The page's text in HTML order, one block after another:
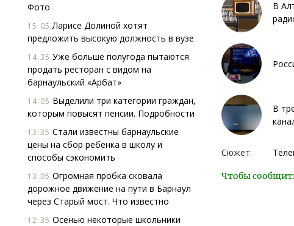
Фото
15:05 Ларисе Долиной хотят
предложить высокую должность в вузе
14:35 Уже больше полугода пытаются
продать ресторан с видом на
барнаульский «Арбат»
14:05 Выделили три категории граждан,
которым повысят пенсии. Подробности
13:35 Стали известны барнаульские
цены на сбор ребенка в школу и
способы сэкономить
13:05 Огромная пробка сковала
дорожное движение на пути в Барнаул
через Старый мост. Что известно
12:35 Осенью некоторые школьники
В
В
Сюжет:
Чтобы